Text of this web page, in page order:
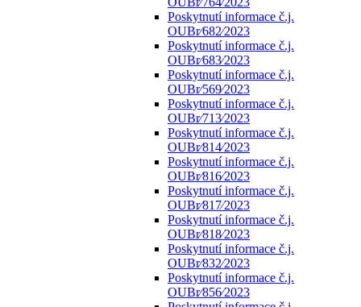
Poskytnutí informace č.j.
OUBr⁄682⁄2023
Poskytnutí informace č.j.
OUBr⁄683⁄2023
Poskytnutí informace č.j.
OUBr⁄569⁄2023
Poskytnutí informace č.j.
OUBr⁄713⁄2023
Poskytnutí informace č.j.
OUBr⁄814⁄2023
Poskytnutí informace č.j.
OUBr⁄816⁄2023
Poskytnutí informace č.j.
OUBr⁄817⁄2023
Poskytnutí informace č.j.
OUBr⁄818⁄2023
Poskytnutí informace č.j.
OUBr⁄832⁄2023
Poskytnutí informace č.j.
OUBr⁄856⁄2023